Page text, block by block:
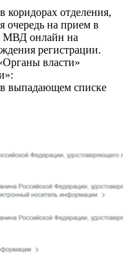
коридорах отделения,
очередь на прием в
МВД онлайн на
регистрации.
власти»
выпадающем списке